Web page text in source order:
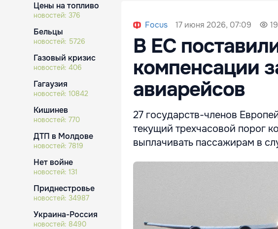
Цены на топливо
новостей: 376
Бельцы
новостей: 5726
Газовый кризис
новостей: 406
Гагаузия
новостей: 10842
Кишинев
новостей: 770
ДТП в Молдове
новостей: 7819
Нет войне
новостей: 131
Приднестровье
новостей: 34987
Украина-Россия
новостей: 8490
Focus 17 июня 2026, 07:09
В ЕС
компенсации
авиарейсов
27 государств-членов
текущий трехчасовой порог
выплачивать пассажирам в